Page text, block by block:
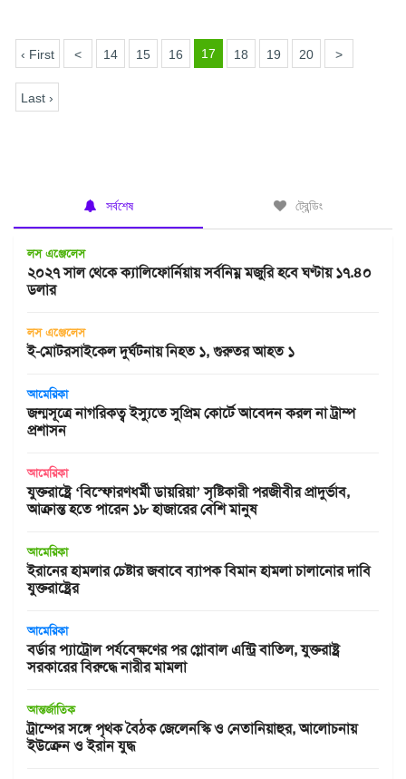
‹ First < 14 15 16 17 18 19 20 >
Last ›
সর্বশেষ ট্রেন্ডিং
লস এঞ্জেলেস
২০২৭ সাল থেকে ক্যালিফোর্নিয়ায় সর্বনিম্ন মজুরি হবে ঘণ্টায় ১৭.৪০
ডলার
লস এঞ্জেলেস
ই-মোটরসাইকেল দুর্ঘটনায় নিহত ১, গুরুতর আহত ১
আমেরিকা
জন্মসূত্রে নাগরিকত্ব ইস্যুতে সুপ্রিম কোর্টে আবেদন করল না ট্রাম্প
প্রশাসন
আমেরিকা
যুক্তরাষ্ট্রে ‘বিস্ফোরণধর্মী ডায়রিয়া’ সৃষ্টিকারী পরজীবীর প্রাদুর্ভাব,
আক্রান্ত হতে পারেন ১৮ হাজারের বেশি মানুষ
আমেরিকা
ইরানের হামলার চেষ্টার জবাবে ব্যাপক বিমান হামলা চালানোর দাবি
যুক্তরাষ্ট্রের
আমেরিকা
বর্ডার প্যাট্রোল পর্যবেক্ষণের পর গ্লোবাল এন্ট্রি বাতিল, যুক্তরাষ্ট্র
সরকারের বিরুদ্ধে নারীর মামলা
আন্তর্জাতিক
ট্রাম্পের সঙ্গে পৃথক বৈঠক জেলেনস্কি ও নেতানিয়াহুর, আলোচনায়
ইউক্রেন ও ইরান যুদ্ধ